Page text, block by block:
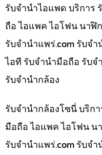
รับจำนำไอแพด บริการ
ถือ ไอแพค ไอโฟน นาฬิ
รับจํานําแพร่.com รับจ
ไอที รับจำนำมือถือ รับ
รับจำนำกล้อง
รับจำนำกล้องโซนี่ บริก
มือถือ ไอแพค ไอโฟน น
รับจํานําแพร่.com รับจ